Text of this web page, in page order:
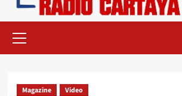
Magazine Video